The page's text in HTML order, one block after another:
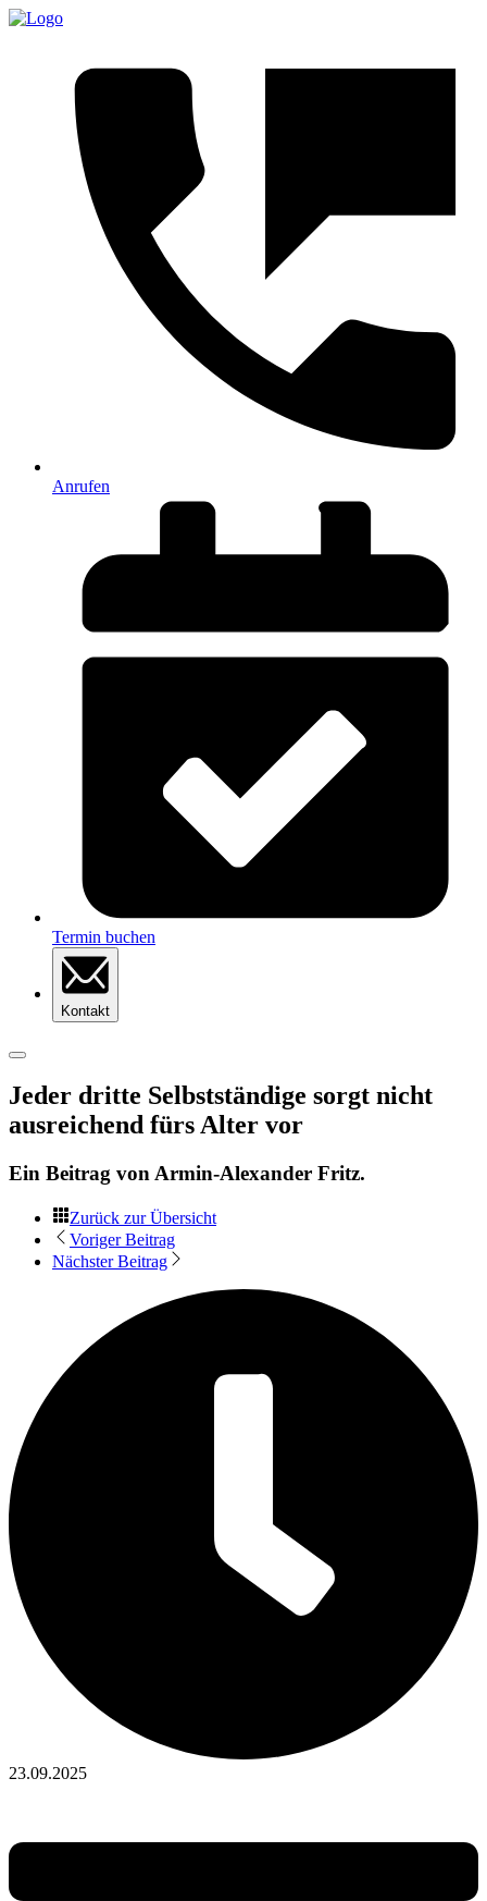
Anrufen
Termin buchen
Kontakt
Jeder dritte Selbstständige sorgt nicht
ausreichend fürs Alter vor
Ein Beitrag von Armin-Alexander Fritz.
Zurück zur Übersicht
Voriger Beitrag
Nächster Beitrag
23.09.2025